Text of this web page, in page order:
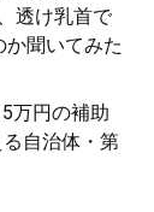
透け乳首で
か聞いてみた
万円の補助
自治体・第